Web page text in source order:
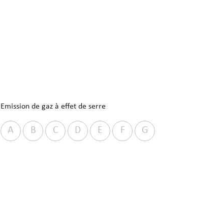
Emission de gaz à effet de serre
A B C D E F G